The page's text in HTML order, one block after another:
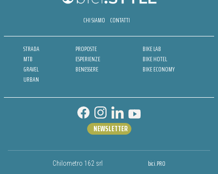
CHI SIAMO CONTATTI
STRADA
MTB
GRAVEL
URBAN
PROPOSTE
ESPERIENZE
BENESSERE
BIKE LAB
BIKE HOTEL
BIKE ECONOMY
Chilometro 162 srl bici.PRO
NEWSLETTER